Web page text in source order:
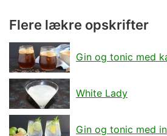
Flere lækre opskrifter
Gin og tonic med
White Lady
Gin og tonic med